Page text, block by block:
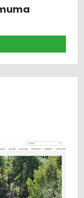
CLAAS
un smērvielas,
rezerves daļas,
daļas
tehnikai,
sūkņi,
Apkope,
HE-VA
iekrāvēji,
iekrāvēji,
Meža tehnika,